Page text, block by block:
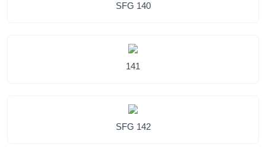
SFG 140
141
SFG 142